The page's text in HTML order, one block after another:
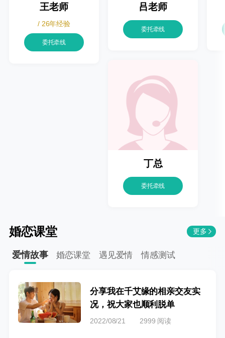
王老师
/ 26年经验
委托牵线
吕老师
委托牵线
丁总
委托牵线
婚恋课堂 更多
爱情故事 婚恋课堂 遇见爱情 情感测试
分享我在千艾缘的相亲交友实
况，祝大家也顺利脱单
2022/08/21 2999 阅读